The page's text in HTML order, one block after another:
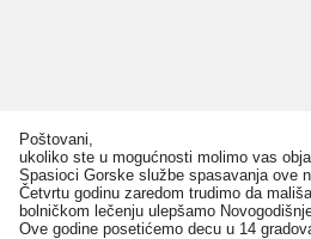
Poštovani,
ukoliko ste u mogućnosti molimo vas
Spasioci Gorske službe spasavanja ove
Četvrtu godinu zaredom trudimo da
bolničkom lečenju ulepšamo
Ove godine posetićemo decu u 14